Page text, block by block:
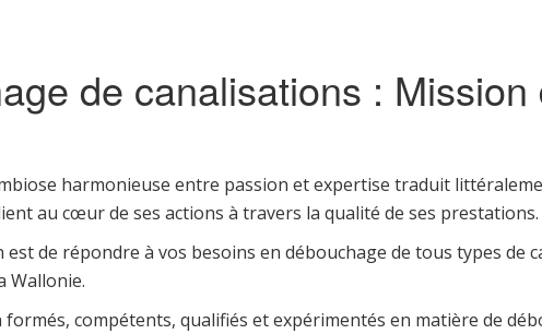
de canalisations :
harmonieuse entre passion et expertise traduit
au cœur de ses actions à travers la qualité de ses prestations.
de répondre à vos besoins en débouchage de tous types de
Wallonie.
compétents, qualifiés et expérimentés en matière de